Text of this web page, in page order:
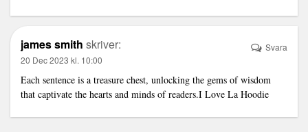
james smith skriver:
20 Dec 2023 kl. 10:00
Each sentence is a treasure chest, unlocking the gems of wisdom
that captivate the hearts and minds of readers.I Love La Hoodie
Svara